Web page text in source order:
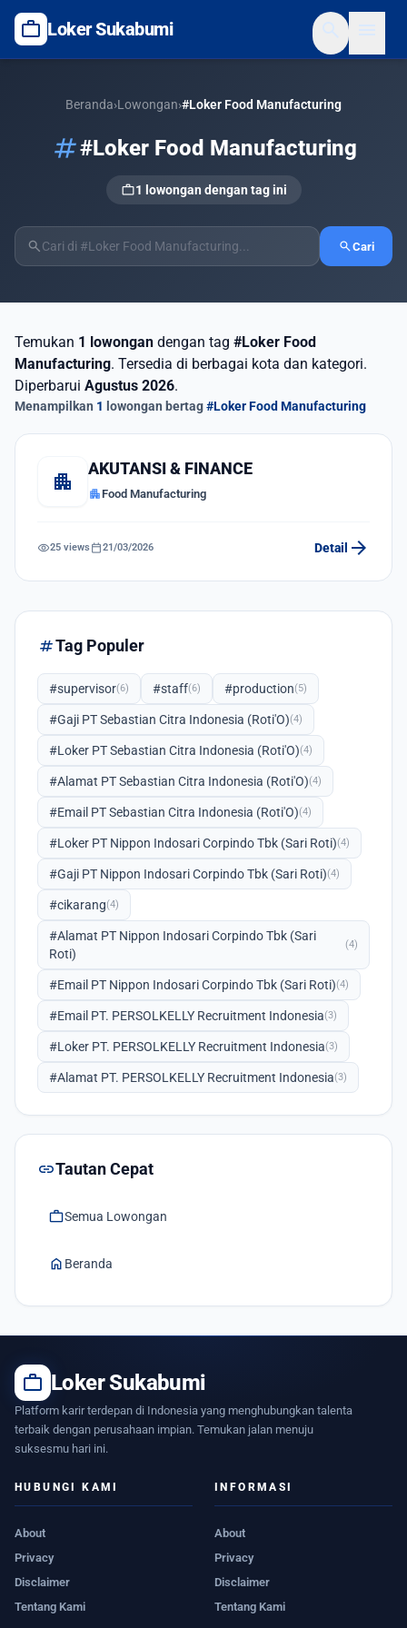
work Loker Sukabumi
Beranda›Lowongan›#Loker Food Manufacturing
tag#Loker Food Manufacturing
work1 lowongan dengan tag ini
search searchCari
Temukan 1 lowongan dengan tag #Loker Food
Manufacturing. Tersedia di berbagai kota dan kategori.
Diperbarui Agustus 2026.
Menampilkan 1 lowongan bertag#Loker Food Manufacturing
apartment
AKUTANSI & FINANCE
apartmentFood Manufacturing
visibility25 views calendar_today21/03/2026 Detail arrow_forward
tagTag Populer
#supervisor(6) #staff(6) #production(5)
#Gaji PT Sebastian Citra Indonesia (Roti'O)(4)
#Loker PT Sebastian Citra Indonesia (Roti'O)(4)
#Alamat PT Sebastian Citra Indonesia (Roti'O)(4)
#Email PT Sebastian Citra Indonesia (Roti'O)(4)
#Loker PT Nippon Indosari Corpindo Tbk (Sari Roti)(4)
#Gaji PT Nippon Indosari Corpindo Tbk (Sari Roti)(4)
#cikarang(4)
#Alamat PT Nippon Indosari Corpindo Tbk (Sari
Roti)
(4)
#Email PT Nippon Indosari Corpindo Tbk (Sari Roti)(4)
#Email PT. PERSOLKELLY Recruitment Indonesia(3)
#Loker PT. PERSOLKELLY Recruitment Indonesia(3)
#Alamat PT. PERSOLKELLY Recruitment Indonesia(3)
linkTautan Cepat
workSemua Lowongan
home Beranda
work Loker Sukabumi
Platform karir terdepan di Indonesia yang menghubungkan talenta
terbaik dengan perusahaan impian. Temukan jalan menuju
suksesmu hari ini.
HUBUNGI KAMI
About
Privacy
Disclaimer
Tentang Kami
INFORMASI
About
Privacy
Disclaimer
Tentang Kami